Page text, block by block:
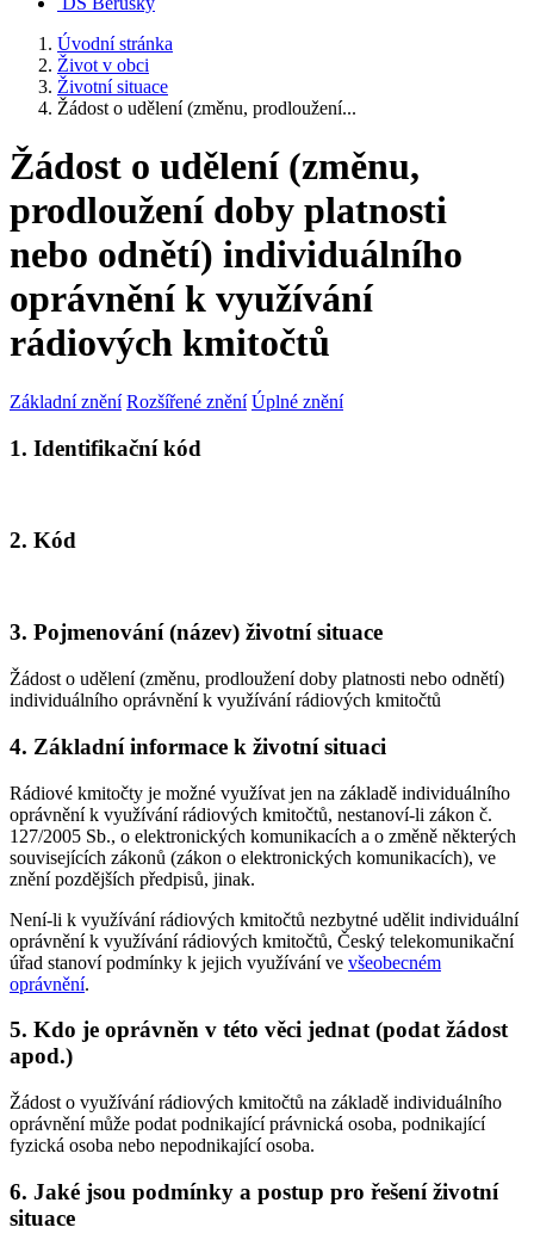
Úvodní stránka
Život v obci
Životní situace
Žádost o udělení (změnu, prodloužení...
Žádost o udělení (změnu,
prodloužení doby platnosti
nebo odnětí) individuálního
oprávnění k využívání
rádiových kmitočtů
Základní znění Rozšířené znění Úplné znění
1. Identifikační kód
2. Kód
3. Pojmenování (název) životní situace
Žádost o udělení (změnu, prodloužení doby platnosti nebo odnětí)
individuálního oprávnění k využívání rádiových kmitočtů
4. Základní informace k životní situaci
Rádiové kmitočty je možné využívat jen na základě individuálního
oprávnění k využívání rádiových kmitočtů, nestanoví-li zákon č.
127/2005 Sb., o elektronických komunikacích a o změně některých
souvisejících zákonů (zákon o elektronických komunikacích), ve
znění pozdějších předpisů, jinak.
Není-li k využívání rádiových kmitočtů nezbytné udělit individuální
oprávnění k využívání rádiových kmitočtů, Český telekomunikační
úřad stanoví podmínky k jejich využívání ve všeobecném
oprávnění.
5. Kdo je oprávněn v této věci jednat (podat žádost
apod.)
Žádost o využívání rádiových kmitočtů na základě individuálního
oprávnění může podat podnikající právnická osoba, podnikající
fyzická osoba nebo nepodnikající osoba.
6. Jaké jsou podmínky a postup pro řešení životní
situace